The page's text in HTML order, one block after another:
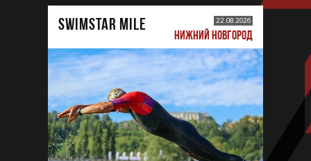
SWIMSTAR MILE 22.08.2026
НИЖНИЙ НОВГОРОД